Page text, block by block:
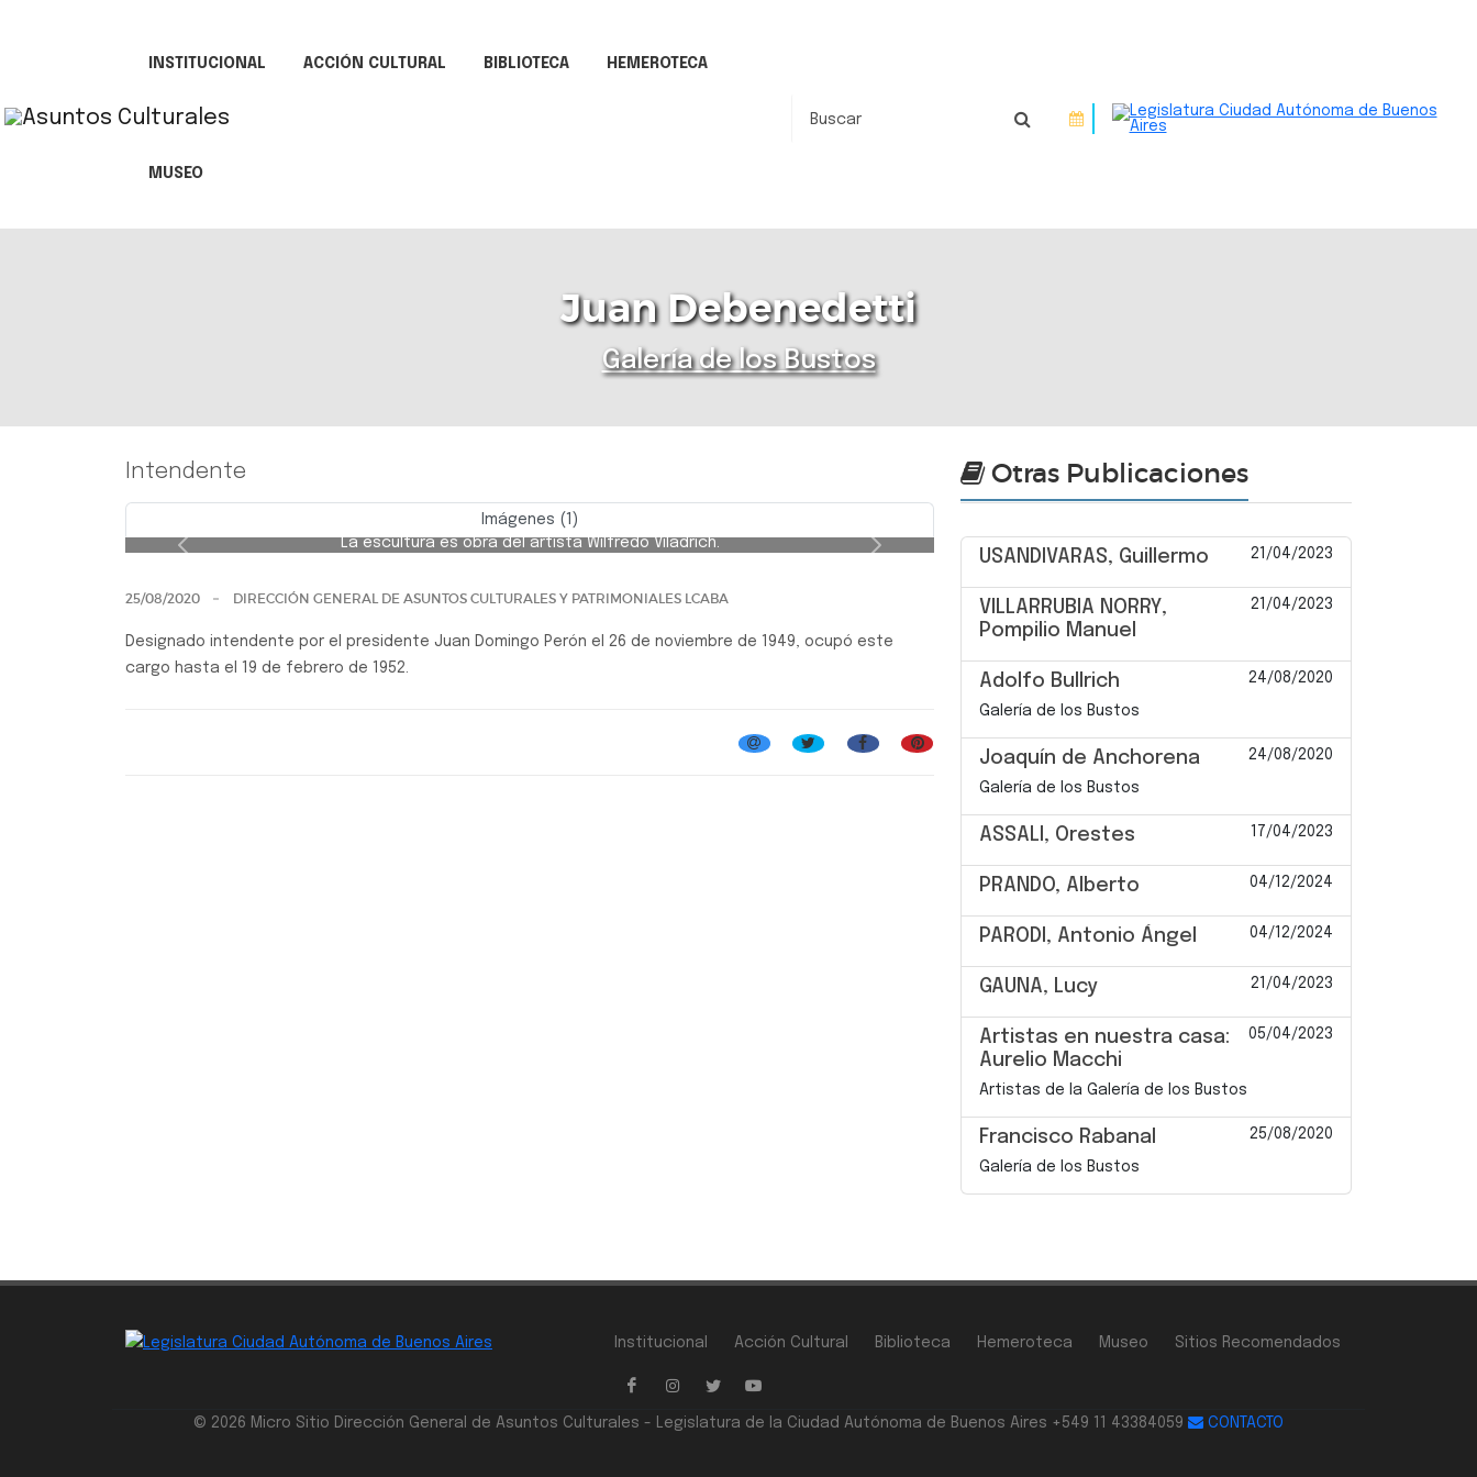
INSTITUCIONAL ACCIÓN CULTURAL BIBLIOTECA HEMEROTECA
MUSEO
Juan Debenedetti
Galería de los Bustos
Intendente
Imágenes (1)
Juan Debenedetti.
La escultura es obra del artista Wilfredo Viladrich.
Previo Siguiente
25/08/2020 DIRECCIÓN GENERAL DE ASUNTOS CULTURALES Y PATRIMONIALES LCABA
Designado intendente por el presidente Juan Domingo Perón el 26 de noviembre de 1949, ocupó este
cargo hasta el 19 de febrero de 1952.
Otras Publicaciones
USANDIVARAS, Guillermo 21/04/2023
VILLARRUBIA NORRY,
Pompilio Manuel
21/04/2023
Adolfo Bullrich 24/08/2020
Galería de los Bustos
Joaquín de Anchorena 24/08/2020
Galería de los Bustos
ASSALI, Orestes 17/04/2023
PRANDO, Alberto 04/12/2024
PARODI, Antonio Ángel 04/12/2024
GAUNA, Lucy 21/04/2023
Artistas en nuestra casa:
Aurelio Macchi
05/04/2023
Artistas de la Galería de los Bustos
Francisco Rabanal 25/08/2020
Galería de los Bustos
Institucional Acción Cultural Biblioteca Hemeroteca Museo Sitios Recomendados
© 2026 Micro Sitio Dirección General de Asuntos Culturales - Legislatura de la Ciudad Autónoma de Buenos Aires +549 11 43384059 CONTACTO